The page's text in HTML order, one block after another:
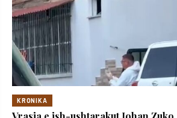
KRONIKA